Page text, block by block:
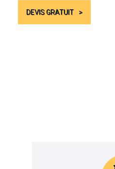
DEVIS GRATUIT